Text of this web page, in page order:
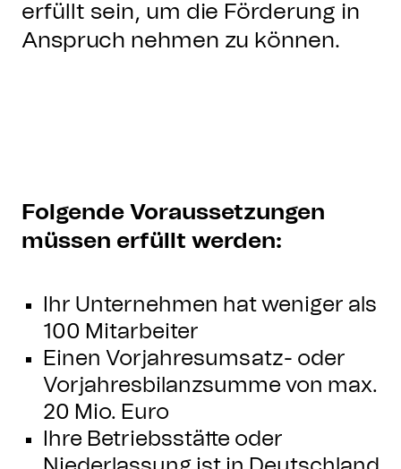
erfüllt sein, um die Förderung in
Anspruch nehmen zu können.
Folgende Voraussetzungen
müssen erfüllt werden:
Ihr Unternehmen hat weniger als
100 Mitarbeiter
Einen Vorjahresumsatz- oder
Vorjahresbilanzsumme von max.
20 Mio. Euro
Ihre Betriebsstätte oder